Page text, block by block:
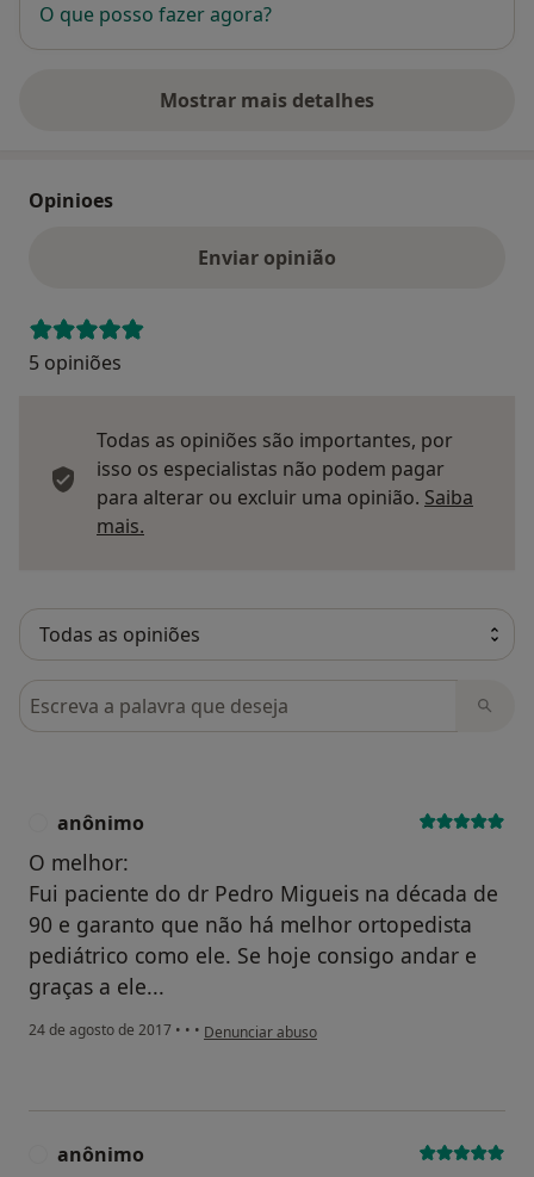
O que posso fazer agora?
Mostrar mais detalhes
sobre o endereço
Opinioes
Enviar opinião
5 opiniões
Todas as opiniões são importantes, por
isso os especialistas não podem pagar
para alterar ou excluir uma opinião. Saiba
mais.
Pesquisar em opiniões
anônimo
O melhor:
Fui paciente do dr Pedro Migueis na década de
90 e garanto que não há melhor ortopedista
pediátrico como ele. Se hoje consigo andar e
graças a ele...
24 de agosto de 2017 • • • na opinião do utilizador anônimo
Denunciar abuso
anônimo